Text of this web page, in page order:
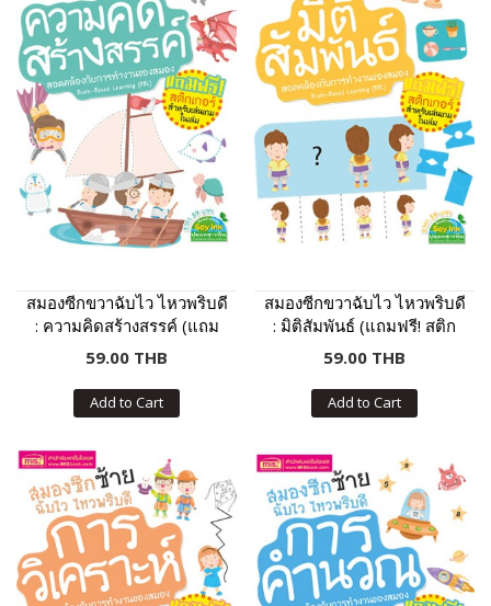
สมองซีกขวาฉับไว ไหวพริบดี
: ความคิดสร้างสรรค์ (แถม
ฟรี! สติกเกอร์)
59.00 THB
Add to Cart
สมองซีกขวาฉับไว ไหวพริบดี
: มิติสัมพันธ์ (แถมฟรี! สติก
เกอร์)
59.00 THB
Add to Cart